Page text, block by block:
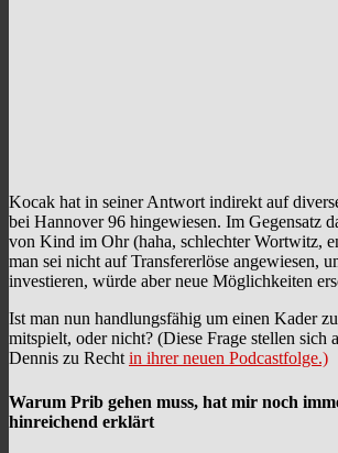
Kocak hat in seiner Antwort indirekt auf
bei Hannover 96 hingewiesen. Im Gegensatz
von Kind im Ohr (haha, schlechter Wortwitz,
man sei nicht auf Transfererlöse angewiesen,
investieren, würde aber neue Möglichkeiten
Ist man nun handlungsfähig um einen Kader
mitspielt, oder nicht? (Diese Frage stellen sich
Dennis zu Recht in ihrer neuen Podcastfolge.)
Warum Prib gehen muss, hat mir noch
hinreichend erklärt